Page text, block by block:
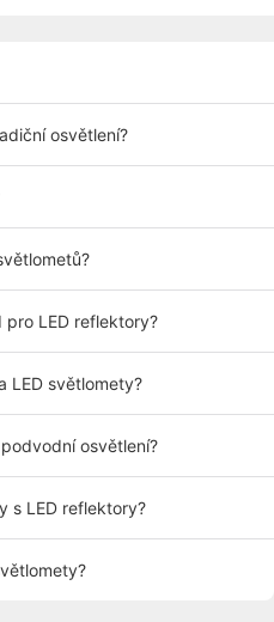
osvětlení?
LED reflektory?
LED světlomety?
osvětlení?
s LED reflektory?